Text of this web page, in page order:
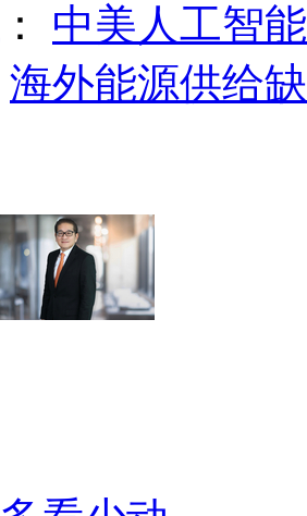
： 中美人工智
海外能源供给